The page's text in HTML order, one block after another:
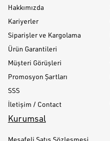
Hakkımızda
Kariyerler
Siparişler ve Kargolama
Ürün Garantileri
Müşteri Görüşleri
Promosyon Şartları
SSS
İletişim / Contact
Kurumsal
Mesafeli Satış Sözleşmesi